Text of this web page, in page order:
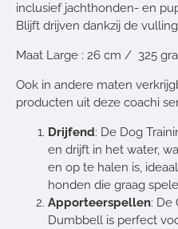
inclusief jachthonden- en
Blijft drijven dankzij de
Maat Large : 26 cm / 325
Ook in andere maten
producten uit deze coachi
Drijfend: De Dog
en drijft in het water,
en op te halen is,
honden die graag
Apporteerspellen: De
Dumbbell is perfect